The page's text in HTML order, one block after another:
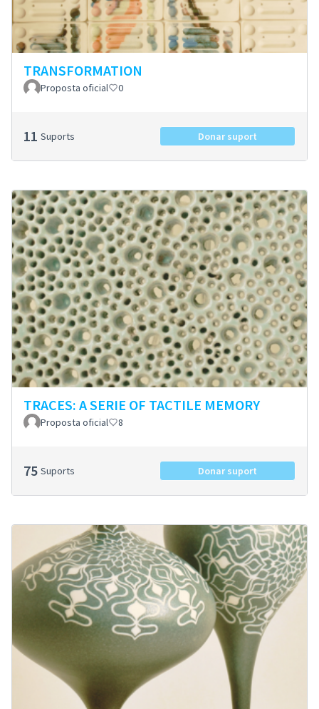
TRANSFORMATION
Proposta oficial 0
11 Suports Donar suport
TRACES: A SERIE OF TACTILE MEMORY
Proposta oficial 8
75 Suports Donar suport